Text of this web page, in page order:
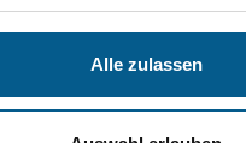
Alle zulassen
Kinder, Jugendliche &
Wohlfahrtswesen
Wissenschaft und
Kunst & Kultur